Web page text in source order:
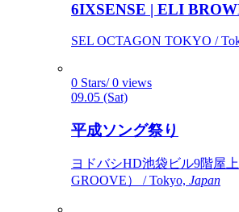
6IXSENSE | ELI
SEL OCTAGON TOKYO /
0 Stars/ 0 views
09.05 (Sat)
平成ソング祭り
ヨドバシHD池袋ビル9階屋
GROOVE） / Tokyo, Japan